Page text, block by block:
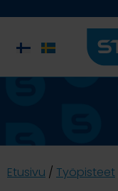
Etusivu / Työpisteet